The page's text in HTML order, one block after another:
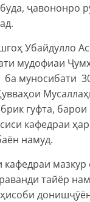
ҷавононро
Убайдулло
мудофиаи
муносибати
гуфта, барои
кафедраи
намуд.
кафедраи
тайёр
ҳисоби